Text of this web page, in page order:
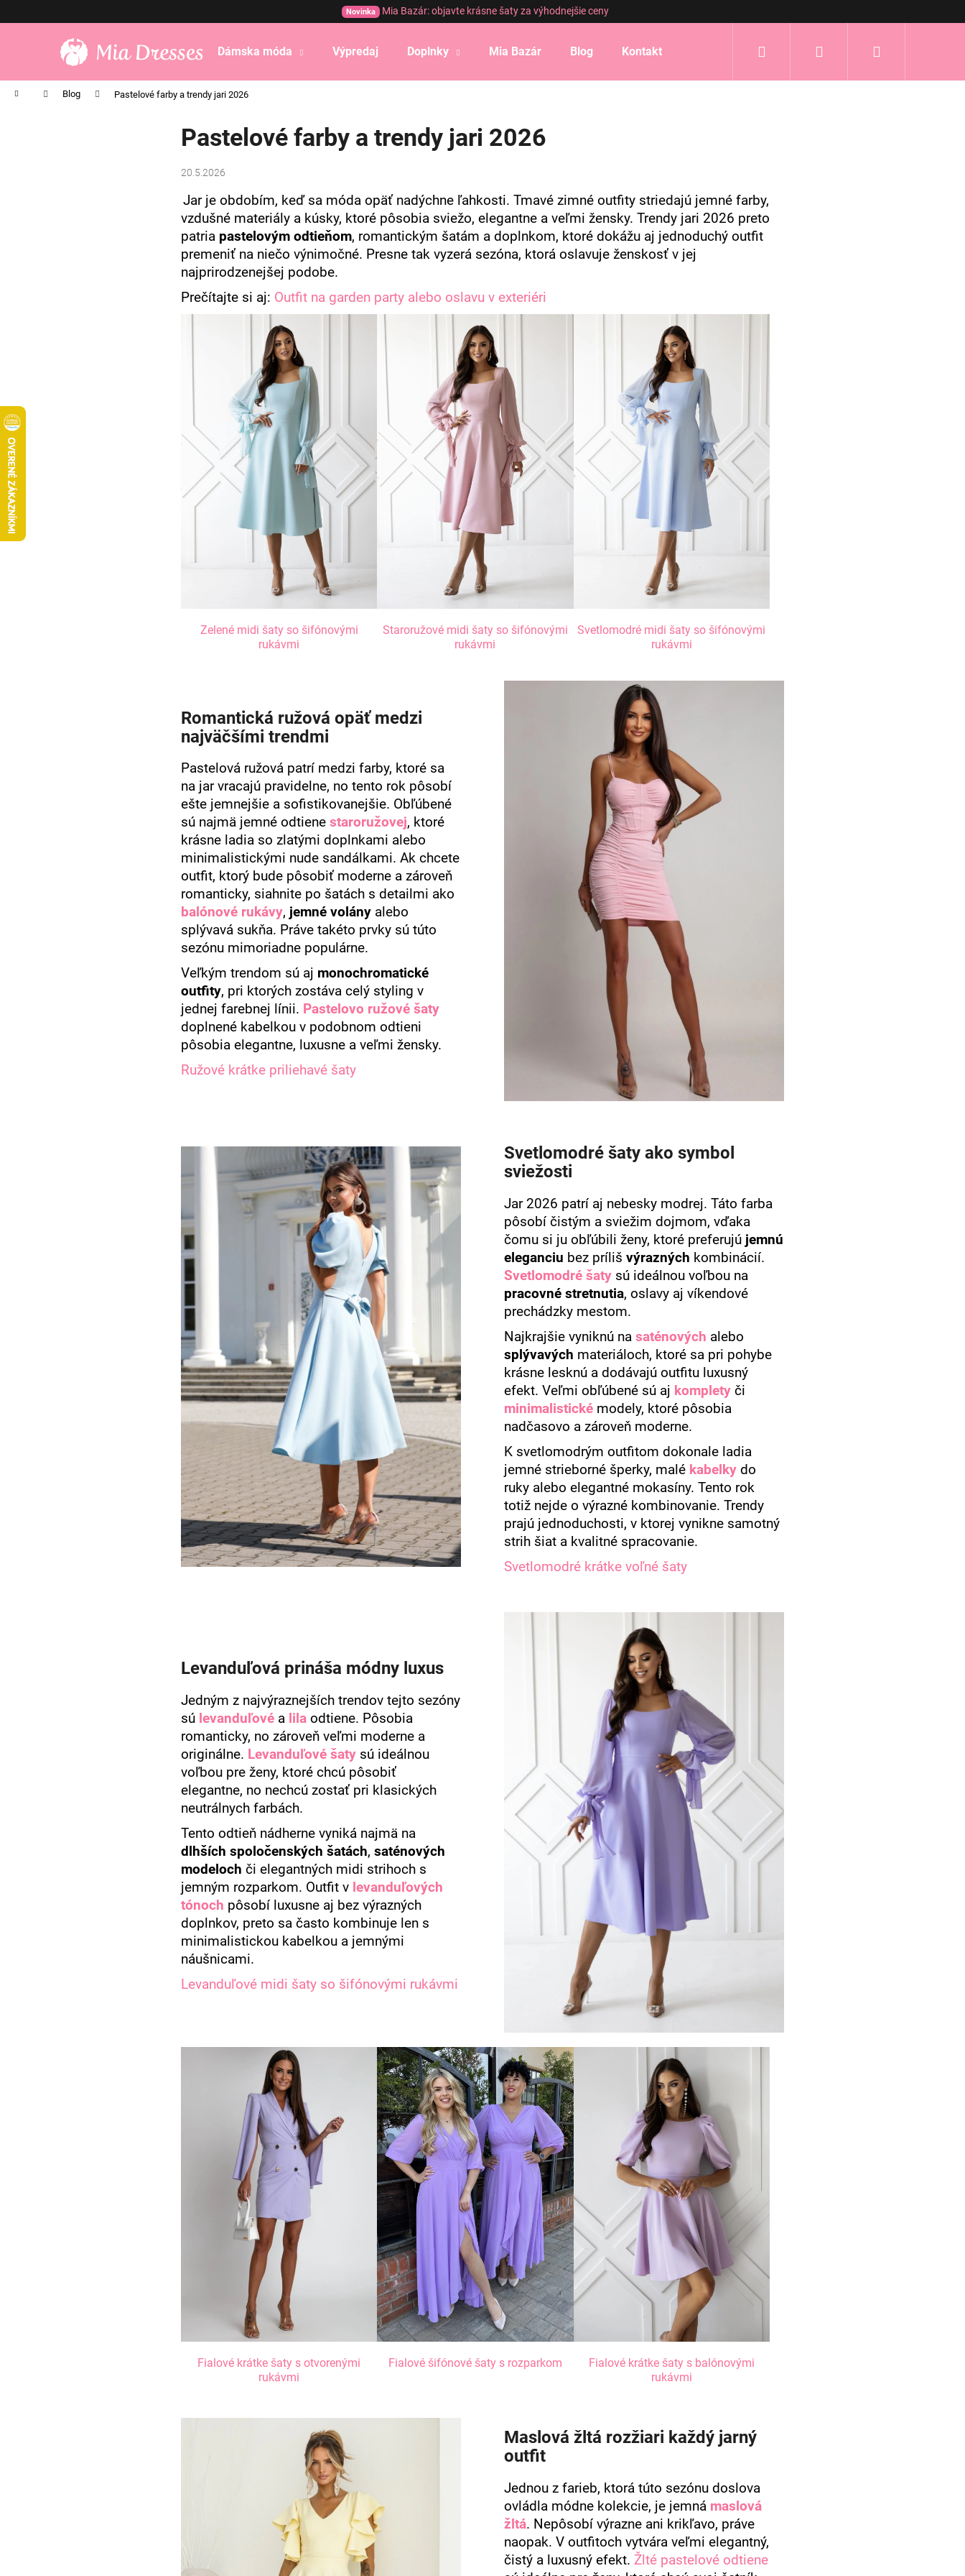
Novinka Mia Bazár: objavte krásne šaty za výhodnejšie ceny
Dámska móda Výpredaj Doplnky Mia Bazár Blog Kontakt Prihlásenie
Domov Blog Pastelové farby a trendy jari 2026
Pastelové farby a trendy jari 2026
20.5.2026
Jar je obdobím, keď sa móda opäť nadýchne ľahkosti. Tmavé zimné outfity striedajú jemné farby,
vzdušné materiály a kúsky, ktoré pôsobia sviežo, elegantne a veľmi žensky. Trendy jari 2026 preto
patria pastelovým odtieňom, romantickým šatám a doplnkom, ktoré dokážu aj jednoduchý outfit
premeniť na niečo výnimočné. Presne tak vyzerá sezóna, ktorá oslavuje ženskosť v jej
najprirodzenejšej podobe.
Prečítajte si aj: Outfit na garden party alebo oslavu v exteriéri
Zelené midi šaty so šifónovými
rukávmi
Staroružové midi šaty so šifónovými
rukávmi
Svetlomodré midi šaty so šifónovými
rukávmi
Romantická ružová opäť medzi
najväčšími trendmi
Pastelová ružová patrí medzi farby, ktoré sa
na jar vracajú pravidelne, no tento rok pôsobí
ešte jemnejšie a sofistikovanejšie. Obľúbené
sú najmä jemné odtiene staroružovej, ktoré
krásne ladia so zlatými doplnkami alebo
minimalistickými nude sandálkami. Ak chcete
outfit, ktorý bude pôsobiť moderne a zároveň
romanticky, siahnite po šatách s detailmi ako
balónové rukávy, jemné volány alebo
splývavá sukňa. Práve takéto prvky sú túto
sezónu mimoriadne populárne.
Veľkým trendom sú aj monochromatické
outfity, pri ktorých zostáva celý styling v
jednej farebnej línii. Pastelovo ružové šaty
doplnené kabelkou v podobnom odtieni
pôsobia elegantne, luxusne a veľmi žensky.
Ružové krátke priliehavé šaty
Svetlomodré šaty ako symbol
sviežosti
Jar 2026 patrí aj nebesky modrej. Táto farba
pôsobí čistým a sviežim dojmom, vďaka
čomu si ju obľúbili ženy, ktoré preferujú jemnú
eleganciu bez príliš výrazných kombinácií.
Svetlomodré šaty sú ideálnou voľbou na
pracovné stretnutia, oslavy aj víkendové
prechádzky mestom.
Najkrajšie vyniknú na saténových alebo
splývavých materiáloch, ktoré sa pri pohybe
krásne lesknú a dodávajú outfitu luxusný
efekt. Veľmi obľúbené sú aj komplety či
minimalistické modely, ktoré pôsobia
nadčasovo a zároveň moderne.
K svetlomodrým outfitom dokonale ladia
jemné strieborné šperky, malé kabelky do
ruky alebo elegantné mokasíny. Tento rok
totiž nejde o výrazné kombinovanie. Trendy
prajú jednoduchosti, v ktorej vynikne samotný
strih šiat a kvalitné spracovanie.
Svetlomodré krátke voľné šaty
Levanduľová prináša módny luxus
Jedným z najvýraznejších trendov tejto sezóny
sú levanduľové a lila odtiene. Pôsobia
romanticky, no zároveň veľmi moderne a
originálne. Levanduľové šaty sú ideálnou
voľbou pre ženy, ktoré chcú pôsobiť
elegantne, no nechcú zostať pri klasických
neutrálnych farbách.
Tento odtieň nádherne vyniká najmä na
dlhších spoločenských šatách, saténových
modeloch či elegantných midi strihoch s
jemným rozparkom. Outfit v levanduľových
tónoch pôsobí luxusne aj bez výrazných
doplnkov, preto sa často kombinuje len s
minimalistickou kabelkou a jemnými
náušnicami.
Levanduľové midi šaty so šifónovými rukávmi
Fialové krátke šaty s otvorenými
rukávmi
Fialové šifónové šaty s rozparkom
Fialové krátke šaty s balónovými
rukávmi
Maslová žltá rozžiari každý jarný
outfit
Jednou z farieb, ktorá túto sezónu doslova
ovládla módne kolekcie, je jemná maslová
žltá. Nepôsobí výrazne ani krikľavo, práve
naopak. V outfitoch vytvára veľmi elegantný,
čistý a luxusný efekt. Žlté pastelové odtiene
o
k
obchodu
obchodu
Čo potrebujete nájsť?
HĽADAŤ
Odporúčame